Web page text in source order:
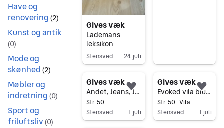
Have og
renovering (2)
Kunst og antik
(0)
Mode og
skønhed (2)
Møbler og
indretning (0)
Sport og
friluftsliv(0)
Gives væk
Lademans
leksikon
Stensved 24. juli
Gives væk
Andet, Jeans, Jackie Vrs
Str. 50
Stensved
1. juli
Føj til favoritter.
Gives væk
Evoked vila bluse str 50
Str. 50 Vila
Stensved
1. juli
Føj